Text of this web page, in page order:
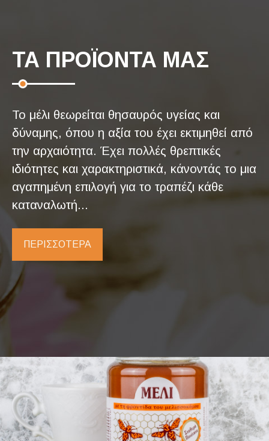
ΤΑ ΠΡΟΪΟΝΤΑ ΜΑΣ
Το μέλι θεωρείται θησαυρός υγείας και
δύναμης, όπου η αξία του έχει εκτιμηθεί από
την αρχαιότητα. Έχει πολλές θρεπτικές
ιδιότητες και χαρακτηριστικά, κάνοντάς το μια
αγαπημένη επιλογή για το τραπέζι κάθε
καταναλωτή...
ΠΕΡΙΣΣΟΤΕΡΑ